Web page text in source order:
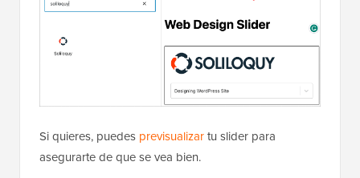
Si quieres, puedes previsualizartu slider para
asegurarte de que se vea bien.